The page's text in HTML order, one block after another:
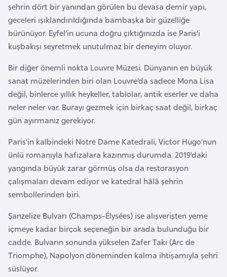
şehrin dört bir yanından görülen bu devasa demir yapı,
geceleri ışıklandırıldığında bambaşka bir güzelliğe
bürünüyor. Eyfel’in ucuna doğru çıktığınızda ise Paris’i
kuşbakışı seyretmek unutulmaz bir deneyim oluyor.
Bir diğer önemli nokta Louvre Müzesi. Dünyanın en büyük
sanat müzelerinden biri olan Louvre’da sadece Mona Lisa
değil, binlerce yıllık heykeller, tablolar, antik eserler ve daha
neler neler var. Burayı gezmek için birkaç saat değil, birkaç
gün ayırmanız gerekiyor.
Paris’in kalbindeki Notre Dame Katedrali, Victor Hugo’nun
ünlü romanıyla hafızalara kazınmış durumda. 2019’daki
yangında büyük zarar görmüş olsa da restorasyon
çalışmaları devam ediyor ve katedral hâlâ şehrin
sembollerinden biri.
Şanzelize Bulvarı (Champs-Élysées) ise alışverişten yeme
içmeye kadar birçok seçeneğin bir arada bulunduğu bir
cadde. Bulvarın sonunda yükselen Zafer Takı (Arc de
Triomphe), Napolyon döneminden kalma ihtişamıyla şehri
süslüyor.
B
a
n
g
l
a
d
e
ş
B
e
l
a
r
u
s
B
e